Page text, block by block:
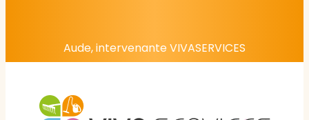
Aude, intervenante VIVASERVICES